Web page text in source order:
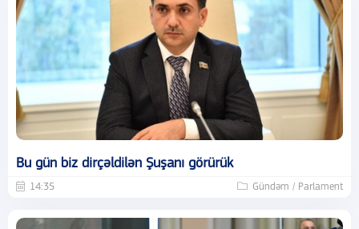
Bu gün biz dirçəldilən Şuşanı görürük
14:35 Gündəm / Parlament